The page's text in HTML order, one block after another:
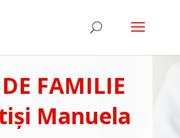
FAMILIE
Manuela